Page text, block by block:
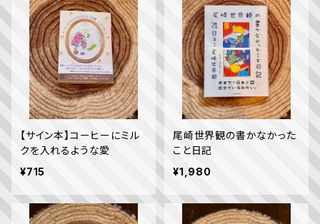
【サイン本】コーヒーにミル
クを入れるような愛
¥715
尾崎世界観の書かなかった
こと日記
¥1,980